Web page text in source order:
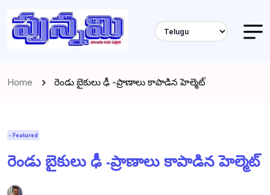
Home రెండు బైకులు ఢీ -ప్రాణాలు కాపాడిన హెల్మెట్
- Featured
రెండు బైకులు ఢీ -ప్రాణాలు కాపాడిన హెల్మెట్